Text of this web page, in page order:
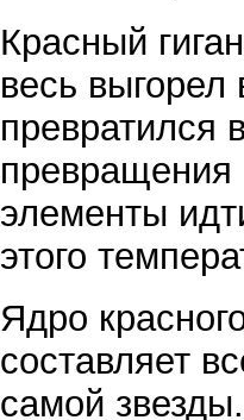
Красный
весь выгорел
превратился
превращения
элементы
этого
Ядро
составляет
самой